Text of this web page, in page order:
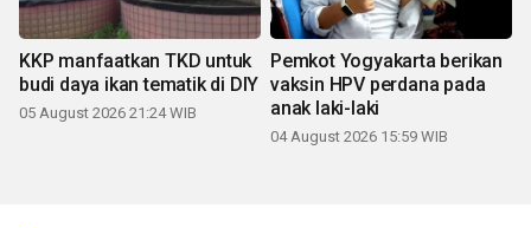
KKP manfaatkan TKD untuk
budi daya ikan tematik di DIY
05 August 2026 21:24 WIB
Pemkot Yogyakarta berikan
vaksin HPV perdana pada
anak laki-laki
04 August 2026 15:59 WIB